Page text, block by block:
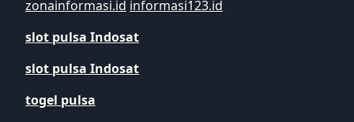
zonainformasi.id informasi123.id
slot pulsa Indosat
slot pulsa Indosat
togel pulsa